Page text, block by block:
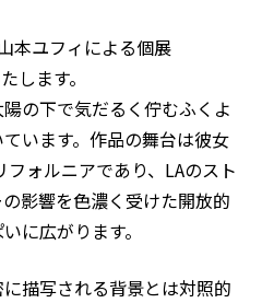
本ユフィによる個展
します。
の下で気だるく佇むふくよ
います。作品の舞台は彼女
ォルニアであり、LAのスト
影響を色濃く受けた開放的
に広がります。
描写される背景とは対照的